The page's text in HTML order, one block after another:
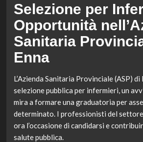
Selezione per
Opportunità
Sanitaria
Enna
L’Azienda Sanitaria Provinciale (ASP)
selezione pubblica per infermieri, un
mira a formare una graduatoria per
determinato. I professionisti del
ora l’occasione di candidarsi e
salute pubblica.